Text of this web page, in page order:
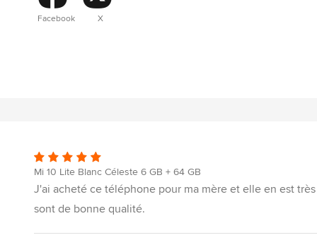
Facebook X
Mi 10 Lite Blanc Céleste 6 GB + 64 GB
J'ai acheté ce téléphone pour ma mère et elle en est
sont de bonne qualité.